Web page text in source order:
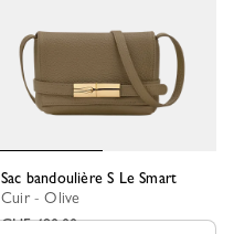
Sac bandoulière S Le Smart
Cuir - Olive
CHF 490,00